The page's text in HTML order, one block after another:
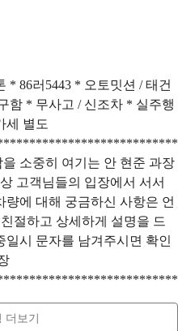
* 86러5443 * 오토밋션 / 태건
함 * 무사고 / 신조차 * 실주행
세 별도
소중히 여기는 안 현준 과장
고객님들의 입장에서 서서
에 대해 궁금하신 사항은 언
절하고 상세하게 설명을 드
시 문자를 남겨주시면 확인
더보기